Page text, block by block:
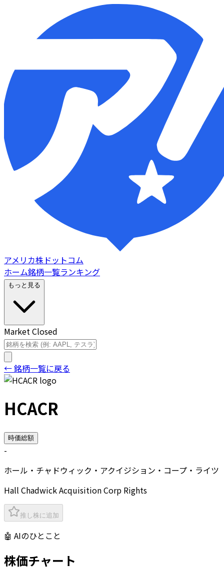
アメリカ株ドットコム
ホーム銘柄一覧ランキング
もっと見る
Market Closed
← 銘柄一覧に戻る
HCACR
時価総額
-
ホール・チャドウィック・アクイジション・コープ・ライツ
Hall Chadwick Acquisition Corp Rights
推し株に追加
🤖 AIのひとこと
株価チャート